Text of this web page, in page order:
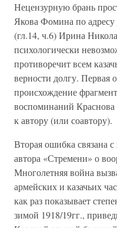
Нецензурную брань
Якова Фомина по
(гл.14, ч.6) Ирина
психологически
противоречит всем
верности долгу.
происхождение
воспоминаний
к автору (или соавтору).
Вторая ошибка связана
автора «Стремени» о
Многолетняя война
армейских и казачьих
как раз показывает
зимой 1918/19гг.,